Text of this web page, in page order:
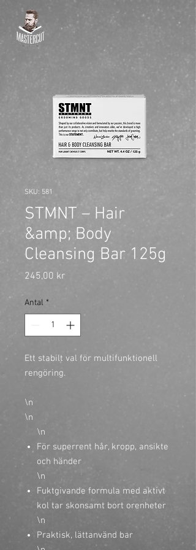
SKU: 581
STMNT – Hair
&amp; Body
Cleansing Bar 125g
245,00 krPris
Antal *
Ett stabilt val för multifunktionell
rengöring.
\n
\n
\n
För superrent hår, kropp, ansikte
och händer
\n
Fuktgivande formula med aktivt
kol tar skonsamt bort orenheter
\n
Praktisk, lättanvänd bar